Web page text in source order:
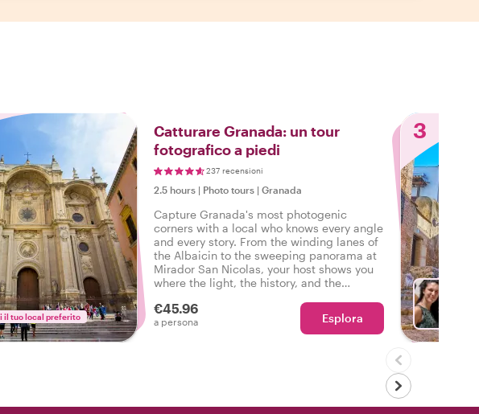
il tuo local preferito
Catturare Granada: un tour
fotografico a piedi
237 recensioni
2.5 hours | Photo tours | Granada
Capture Granada's most photogenic
corners with a local who knows every angle
and every story. From the winding lanes of
the Albaicin to the sweeping panorama at
Mirador San Nicolas, your host shows you
where the light, the history, and the
are shooting for Instagram, TikTok, or your
own memories, your host knows where the
€45.96
a persona Esplora
3